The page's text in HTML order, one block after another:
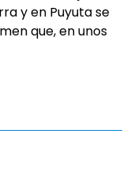
y en Puyuta se
que, en unos